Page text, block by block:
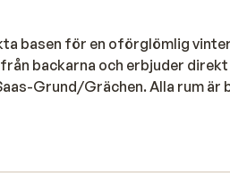
basen för en oförglömlig
backarna och erbjuder
Grund/Grächen. Alla rum är
njuta av en utsökt frukost och